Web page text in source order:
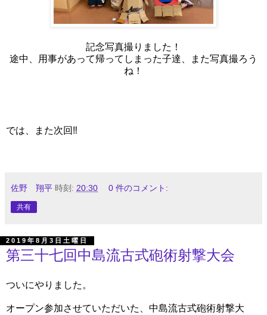
記念写真撮りました！
途中、用事があって帰ってしまった子達、また写真撮ろう
ね！
では、また次回‼
佐野 翔平 時刻: 20:30 0 件のコメント:
共有
2019年8月3日土曜日
第三十七回中島流古式砲術射撃大会
ついにやりました。
オープン参加させていただいた、中島流古式砲術射撃大